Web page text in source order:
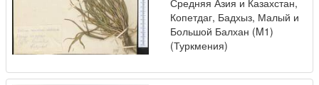
Копетдаг, Бадхыз, Малый и
Большой Балхан (M1)
(Туркмения)